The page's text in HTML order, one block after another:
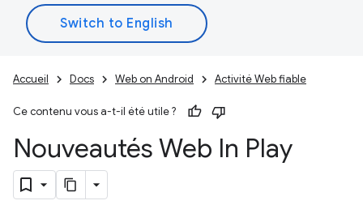
Accueil Docs Web on Android Activité Web fiable
Ce contenu vous a-t-il été utile ?
Nouveautés Web In Play